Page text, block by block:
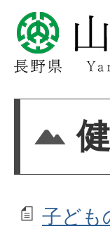
子ども